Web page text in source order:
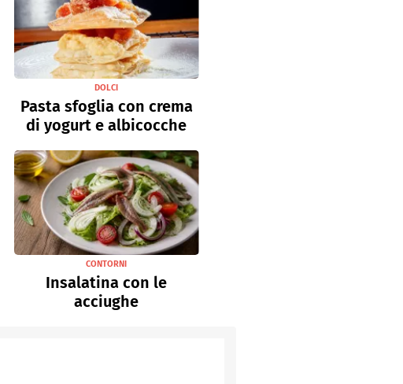
DOLCI
Pasta sfoglia con crema
di yogurt e albicocche
CONTORNI
Insalatina con le
acciughe